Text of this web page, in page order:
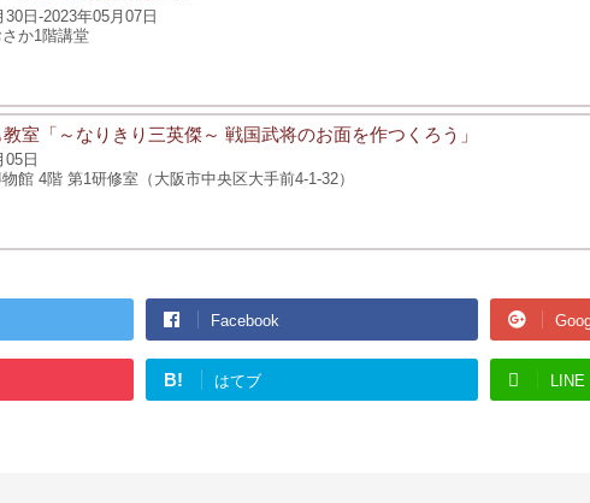
30日-2023年05月07日
か1階講堂
室「～なりきり三英傑～ 戦国武将のお面を作つくろう」
05日
館 4階 第1研修室（大阪市中央区大手前4-1-32）
Facebook
B! はてブ LINE